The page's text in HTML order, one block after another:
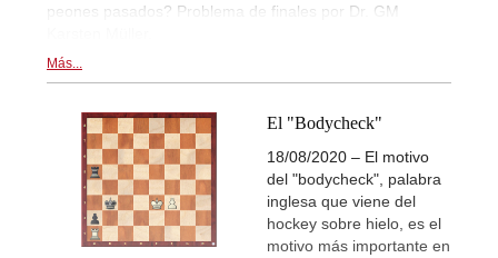
peones pasados? Problema de finales por Dr. GM
Más...
El "Bodycheck"
18/08/2020 – El motivo
del "bodycheck", palabra
inglesa que viene del
hockey sobre hielo, es el
motivo más importante en